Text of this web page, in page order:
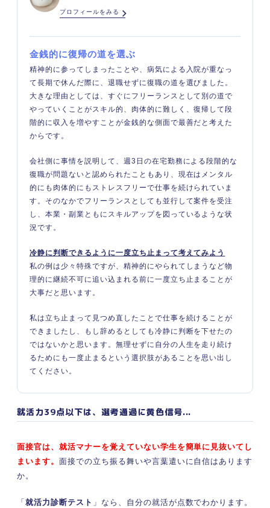
プロフィールをみる
金銭的に復帰の道を選ぶ
精神的に参ってしまったことや、病気による入院が重なっ
て長期で休んだ際に、退職せずに復職の道を選びました。
大きな理由としては、すぐにフリーランスとして別の道で
やっていくことがスキル的、肉体的に難しく、復帰して段
階的に収入を増やすことが金銭的な側面で最善だと考えた
からです。
会社側に事情を説明して、週3日の在宅勤務による段階的な
復職が問題ないと認められたこともあり、現在はメンタル
的にも肉体的にもストレスフリーで仕事を続けられていま
す。そのなかでフリーランスとしても並行して案件を受注
し、本業・副業ともにスキルアップを図っているような状
況です。
冷静に判断できるように一度立ち止まって考えてみよう
私の例は少々特殊ですが、精神的にやられてしまうなど物
理的に継続不可に追い込まれる前に一度立ち止まることが
大事だと思います。
私は立ち止まって見つめ直したことで仕事を続けることが
できましたし、もし辞めるとしても冷静に判断を下せたの
ではないかと思います。無理せずに自分の人生を走り続け
るためにも一度止まるという選択肢があることを思い出し
てください。
就活力39点以下は、選考通過に黄色信号...
面接官は、就活マナーを覚えていない学生を簡単に見抜いてし
まいます。 面接での立ち振る舞いや言葉遣いに自信はあります
か。
「 就活力診断テスト 」なら、自分の就活が点数でわかります。